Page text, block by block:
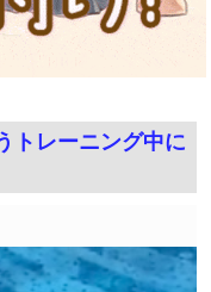
トレーニング中に